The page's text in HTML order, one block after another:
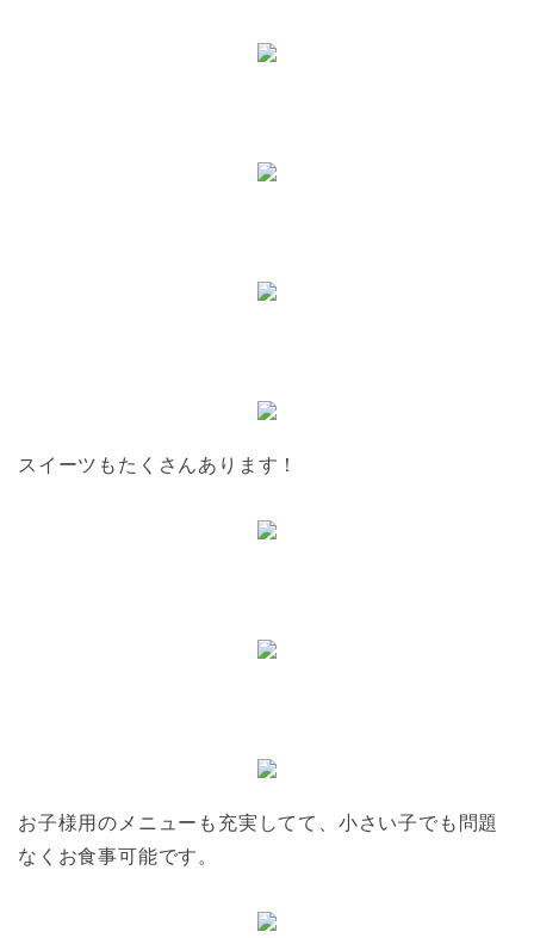
スイーツもたくさんあります！
お子様用のメニューも充実してて、小さい子でも問題
なくお食事可能です。